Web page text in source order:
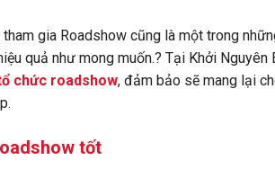
gia Roadshow cũng là một trong
quả như mong muốn.? Tại Khởi
chức roadshow, đảm bảo sẽ mang lại
tốt